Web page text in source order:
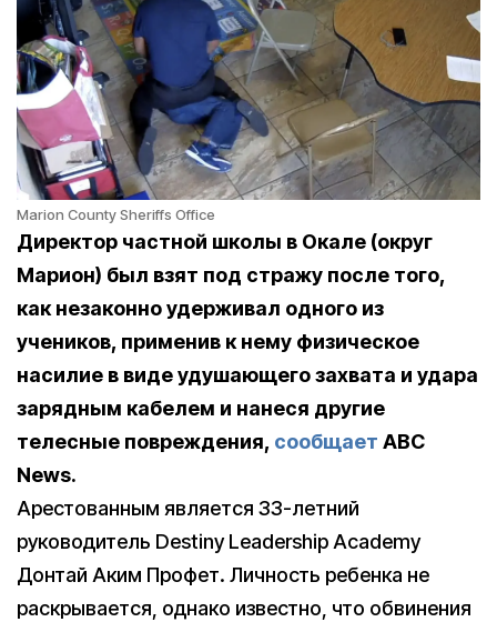
Marion County Sheriffs Office
Директор частной школы в Окале (округ
Марион) был взят под стражу после того,
как незаконно удерживал одного из
учеников, применив к нему физическое
насилие в виде удушающего захвата и удара
зарядным кабелем и нанеся другие
телесные повреждения, сообщает ABC
News.
Арестованным является 33-летний
руководитель Destiny Leadership Academy
Донтай Аким Профет. Личность ребенка не
раскрывается, однако известно, что обвинения